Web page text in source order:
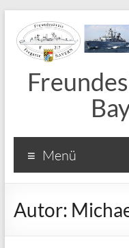
Menü
Autor: